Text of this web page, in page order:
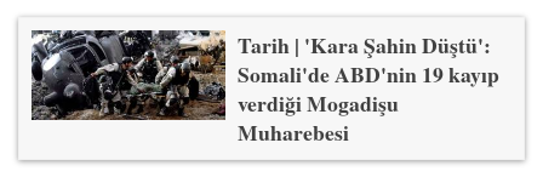
Tarih | 'Kara Şahin Düştü':
Somali'de ABD'nin 19 kayıp
verdiği Mogadişu
Muharebesi